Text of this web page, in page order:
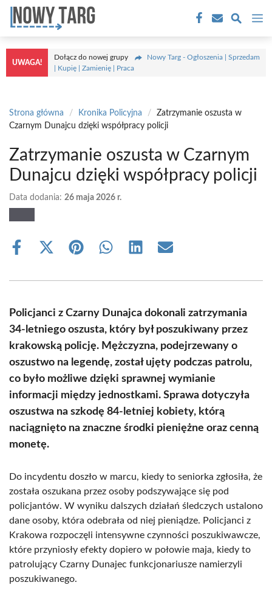
Przejdź
treści
UWAGA!
Dołącz do nowej grupy
Nowy Targ - Ogłoszenia | Sprzedam
| Kupię | Zamienię | Praca
Strona główna / Kronika Policyjna /
Zatrzymanie oszusta w
Czarnym Dunajcu dzięki współpracy policji
Zatrzymanie oszusta w Czarnym
Dunajcu dzięki współpracy policji
Data dodania: 26 maja 2026 r.
Share
Share
(Twitter)
Share Share Share Share
Policjanci z Czarny Dunajca dokonali zatrzymania
34-letniego oszusta, który był poszukiwany przez
krakowską policję. Mężczyzna, podejrzewany o
oszustwo na legendę, został ujęty podczas patrolu,
co było możliwe dzięki sprawnej wymianie
informacji między jednostkami. Sprawa dotyczyła
oszustwa na szkodę 84-letniej kobiety, którą
naciągnięto na znaczne środki pieniężne oraz cenną
monetę.
Do incydentu doszło w marcu, kiedy to seniorka zgłosiła, że
została oszukana przez osoby podszywające się pod
policjantów. W wyniku dalszych działań śledczych ustalono
dane osoby, która odebrała od niej pieniądze. Policjanci z
Krakowa rozpoczęli intensywne czynności poszukiwawcze,
które przyniosły efekty dopiero w połowie maja, kiedy to
patrolujący Czarny Dunajec funkcjonariusze namierzyli
poszukiwanego.